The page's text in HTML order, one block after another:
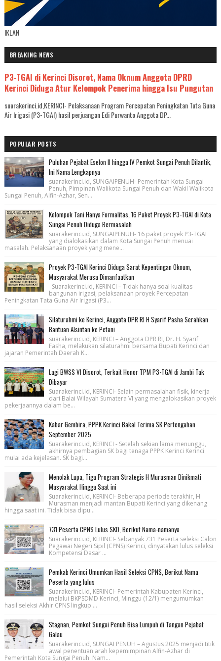
IKLAN
BREAKING NEWS
P3-TGAI di Kerinci Disorot, Nama Oknum Anggota DPRD
Kerinci Diduga Atur Kelompok Penerima hingga Isu Pungutan
suarakerinci.id,KERINCI- Pelaksanaan Program Percepatan Peningkatan Tata Guna
Air Irigasi (P3-TGAI) hasil perjuangan Edi Purwanto Anggota DP...
POPULAR POSTS
Puluhan Pejabat Eselon II hingga IV Pemkot Sungai Penuh Dilantik,
Ini Nama Lengkapnya
suarakerinci.id, SUNGAIPENUH- Pemerintah Kota Sungai
Penuh, Pimpinan Walikota Sungai Penuh dan Wakil Walikota
Sungai Penuh, Alfin-Azhar, Sen...
Kelompok Tani Hanya Formalitas, 16 Paket Proyek P3-TGAI di Kota
Sungai Penuh Diduga Bermasalah
suarakerinci.id, SUNGAIPENUH- 16 paket proyek P3-TGAI
yang dialokasikan dalam Kota Sungai Penuh menuai
masalah. Pelaksanaan proyek yang mene...
Proyek P3-TGAI Kerinci Diduga Sarat Kepentingan Oknum,
Masyarakat Merasa Dimanfaatkan
Suarakerinci.id, KERINCI – Tidak hanya soal kualitas
bangunan irigasi, pelaksanaan proyek Percepatan
Peningkatan Tata Guna Air Irigasi (P3...
Silaturahmi ke Kerinci, Anggota DPR RI H Syarif Pasha Serahkan
Bantuan Alsintan ke Petani
suarakerinci.id, KERINCI – Anggota DPR RI, Dr. H. Syarif
Fasha, melakukan silaturahmi bersama Bupati Kerinci dan
jajaran Pemerintah Daerah K...
Lagi BWSS VI Disorot, Terkait Honor TPM P3-TGAI di Jambi Tak
Dibayar
Suarakerinci.id, KERINCI- Selain permasalahan fisik, kinerja
dari Balai Wilayah Sumatera VI yang mengalokasikan proyek
pekerjaannya dalam be...
Kabar Gembira, PPPK Kerinci Bakal Terima SK Pertengahan
September 2025
Suarakerinci.id, KERINCI - Setelah sekian lama menunggu,
akhirnya pembagian SK bagi tenaga PPPK Kerinci Kerinci
mulai ada kejelasan. SK bagi...
Menolak Lupa, Tiga Program Strategis H Murasman Dinikmati
Masyarakat Hingga Saat ini
Suarakerinci.id, KERINCI- Beberapa periode terakhir, H
Murasman menjadi mantan Bupati Kerinci yang dikenang
hingga saat ini. Tidak bisa dipu...
731 Peserta CPNS Lulus SKD, Berikut Nama-namanya
Suarakerinci.id, KERINCI- Sebanyak 731 Peserta seleksi Calon
Pegawai Negeri Sipil (CPNS) Kerinci, dinyatakan lulus seleksi
Kompetensi Dasar ...
Pemkab Kerinci Umumkan Hasil Seleksi CPNS, Berikut Nama
Peserta yang lulus
Suarakerinci.id, KERINCI- Pemerintah Kabupaten Kerinci,
melalui BKPSDMD Kerinci, Minggu (12/1) mengumumkan
hasil seleksi Akhir CPNS lingkup ...
Stagnan, Pemkot Sungai Penuh Bisa Lumpuh di Tangan Pejabat
Galau
Suarakerinci.id, SUNGAI PENUH – Agustus 2025 menjadi titik
awal penentuan arah kepemimpinan Alfin-Azhar di
Pemerintah Kota Sungai Penuh. Nam...